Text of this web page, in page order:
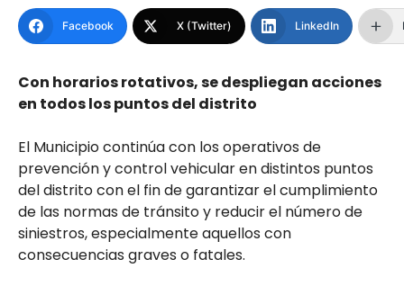
Facebook X (Twitter) LinkedIn
Con horarios rotativos, se despliegan acciones
en todos los puntos del distrito
El Municipio continúa con los operativos de
prevención y control vehicular en distintos puntos
del distrito con el fin de garantizar el cumplimiento
de las normas de tránsito y reducir el número de
siniestros, especialmente aquellos con
consecuencias graves o fatales.